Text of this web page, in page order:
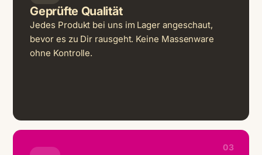
Geprüfte Qualität
Jedes Produkt bei uns im Lager angeschaut,
bevor es zu Dir rausgeht. Keine Massenware
ohne Kontrolle.
03